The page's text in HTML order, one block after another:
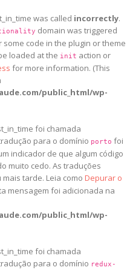
was called incorrectly.
domain was triggered
code in the plugin or theme
loaded at the init action or
for more information. (This
public_html/wp-
foi chamada
para o domínio porto foi
indicador de que algum código
muito cedo. As traduções
mais tarde. Leia como Depurar o
mensagem foi adicionada na
public_html/wp-
foi chamada
para o domínio redux-